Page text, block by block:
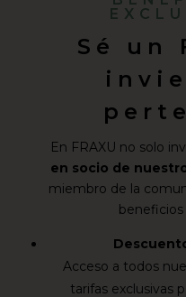
Sé un
En FRAXU no solo
en socio de
miembro de la
beneficios
Acceso a todos
tarifas exclusivas